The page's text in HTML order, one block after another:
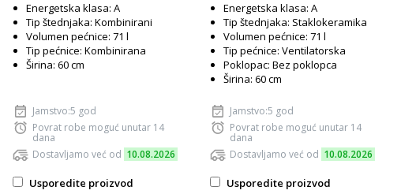
Energetska klasa: A
Tip štednjaka: Kombinirani
Volumen pećnice: 71 l
Tip pećnice: Kombinirana
Širina: 60 cm
Jamstvo:5 god
Povrat robe moguć unutar 14
dana
Dostavljamo već od 10.08.2026
Usporedite proizvod
Energetska klasa: A
Tip štednjaka: Staklokeramika
Volumen pećnice: 71 l
Tip pećnice: Ventilatorska
Poklopac: Bez poklopca
Širina: 60 cm
Jamstvo:5 god
Povrat robe moguć unutar 14
dana
Dostavljamo već od 10.08.2026
Usporedite proizvod